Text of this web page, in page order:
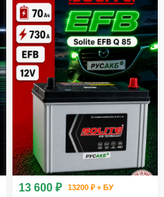
13 600 ₽
13200 ₽ + БУ